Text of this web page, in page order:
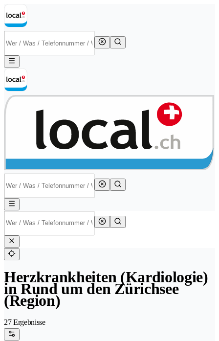
Herzkrankheiten (Kardiologie)
in Rund um den Zürichsee
(Region)
27 Ergebnisse